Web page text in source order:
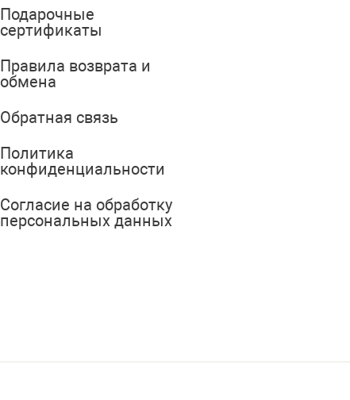
Подарочные
сертификаты
Правила возврата и
обмена
Обратная связь
Политика
конфиденциальности
Согласие на обработку
персональных данных